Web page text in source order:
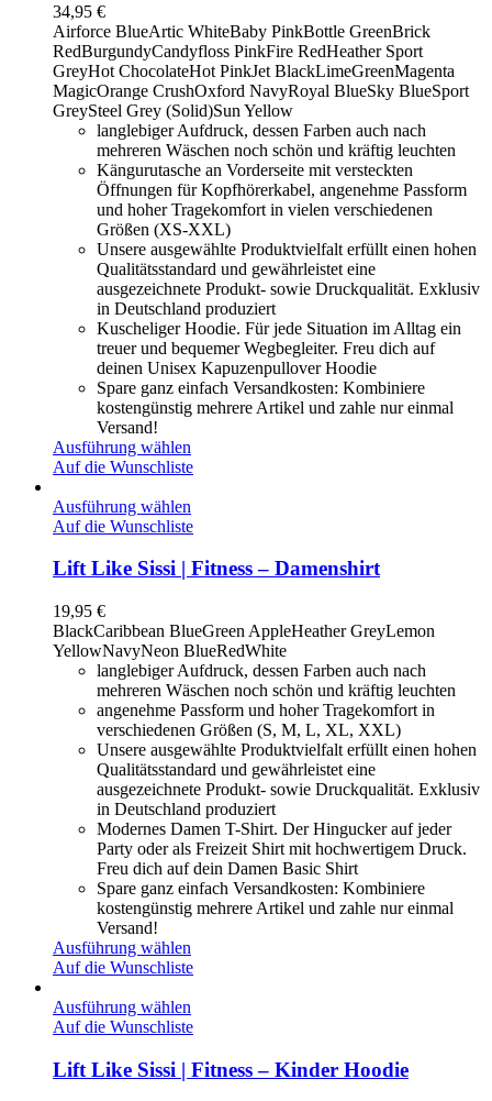
34,95 €
Airforce BlueArtic WhiteBaby PinkBottle GreenBrick
RedBurgundyCandyfloss PinkFire RedHeather Sport
GreyHot ChocolateHot PinkJet BlackLimeGreenMagenta
MagicOrange CrushOxford NavyRoyal BlueSky BlueSport
GreySteel Grey (Solid)Sun Yellow
langlebiger Aufdruck, dessen Farben auch nach
mehreren Wäschen noch schön und kräftig leuchten
Kängurutasche an Vorderseite mit versteckten
Öffnungen für Kopfhörerkabel, angenehme Passform
und hoher Tragekomfort in vielen verschiedenen
Größen (XS-XXL)
Unsere ausgewählte Produktvielfalt erfüllt einen hohen
Qualitätsstandard und gewährleistet eine
ausgezeichnete Produkt- sowie Druckqualität. Exklusiv
in Deutschland produziert
Kuscheliger Hoodie. Für jede Situation im Alltag ein
treuer und bequemer Wegbegleiter. Freu dich auf
deinen Unisex Kapuzenpullover Hoodie
Spare ganz einfach Versandkosten: Kombiniere
kostengünstig mehrere Artikel und zahle nur einmal
Versand!
Ausführung wählen
Auf die Wunschliste
Ausführung wählen
Auf die Wunschliste
Lift Like Sissi | Fitness – Damenshirt
19,95 €
BlackCaribbean BlueGreen AppleHeather GreyLemon
YellowNavyNeon BlueRedWhite
langlebiger Aufdruck, dessen Farben auch nach
mehreren Wäschen noch schön und kräftig leuchten
angenehme Passform und hoher Tragekomfort in
verschiedenen Größen (S, M, L, XL, XXL)
Unsere ausgewählte Produktvielfalt erfüllt einen hohen
Qualitätsstandard und gewährleistet eine
ausgezeichnete Produkt- sowie Druckqualität. Exklusiv
in Deutschland produziert
Modernes Damen T-Shirt. Der Hingucker auf jeder
Party oder als Freizeit Shirt mit hochwertigem Druck.
Freu dich auf dein Damen Basic Shirt
Spare ganz einfach Versandkosten: Kombiniere
kostengünstig mehrere Artikel und zahle nur einmal
Versand!
Ausführung wählen
Auf die Wunschliste
Ausführung wählen
Auf die Wunschliste
Lift Like Sissi | Fitness – Kinder Hoodie